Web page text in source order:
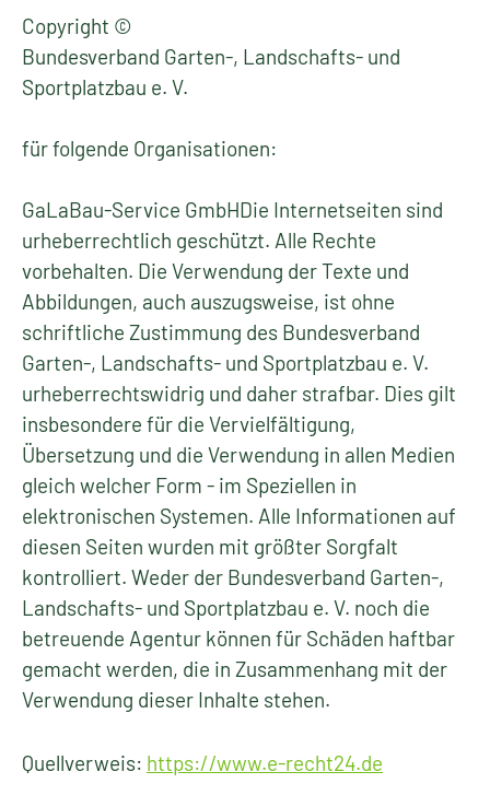
Copyright ©
Bundesverband Garten-, Landschafts- und
Sportplatzbau e. V.
für folgende Organisationen:
GaLaBau-Service GmbHDie Internetseiten sind
urheberrechtlich geschützt. Alle Rechte
vorbehalten. Die Verwendung der Texte und
Abbildungen, auch auszugsweise, ist ohne
schriftliche Zustimmung des Bundesverband
Garten-, Landschafts- und Sportplatzbau e. V.
urheberrechtswidrig und daher strafbar. Dies gilt
insbesondere für die Vervielfältigung,
Übersetzung und die Verwendung in allen Medien
gleich welcher Form - im Speziellen in
elektronischen Systemen. Alle Informationen auf
diesen Seiten wurden mit größter Sorgfalt
kontrolliert. Weder der Bundesverband Garten-,
Landschafts- und Sportplatzbau e. V. noch die
betreuende Agentur können für Schäden haftbar
gemacht werden, die in Zusammenhang mit der
Verwendung dieser Inhalte stehen.
Quellverweis: https://www.e-recht24.de